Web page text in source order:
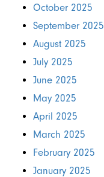
October 2025
September 2025
August 2025
July 2025
June 2025
May 2025
April 2025
March 2025
February 2025
January 2025